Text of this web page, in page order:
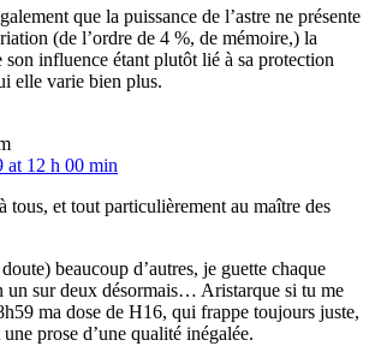
que la puissance de l’astre ne présente
(de l’ordre de 4 %, de mémoire,) la
son influence étant plutôt lié à sa protection
elle varie bien plus.
at 12 h 00 min
tous, et tout particulièrement au maître des
beaucoup d’autres, je guette chaque
sur deux désormais… Aristarque si tu me
ma dose de H16, qui frappe toujours juste,
prose d’une qualité inégalée.